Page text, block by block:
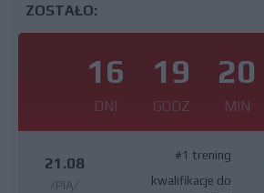
ZOSTAŁO:
16
DNI
19
GODZ
20
MIN
21.08
/PIĄ/
#1 trening
kwalifikacje do